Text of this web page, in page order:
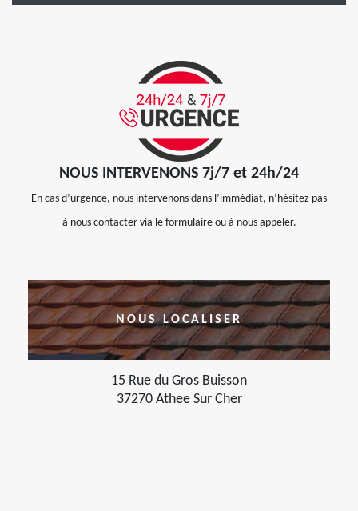
NOUS INTERVENONS 7j/7 et 24h/24
En cas d’urgence, nous intervenons dans l’immédiat, n’hésitez pas
à nous contacter via le formulaire ou à nous appeler.
NOUS LOCALISER
15 Rue du Gros Buisson
37270 Athee Sur Cher